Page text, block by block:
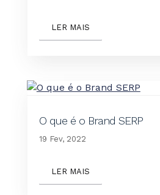
LER MAIS
O que é o Brand SERP
19 Fev, 2022
LER MAIS